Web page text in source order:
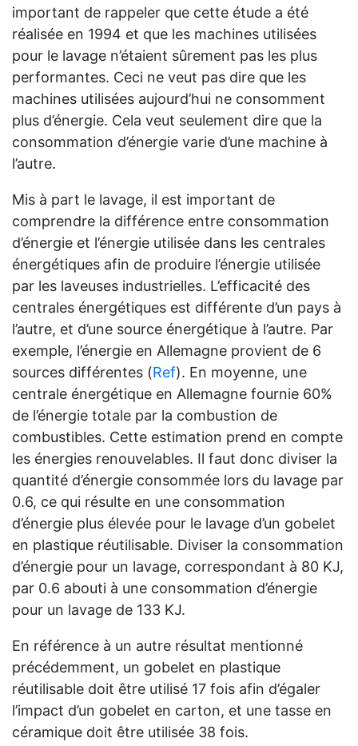
important de rappeler que cette étude a été
réalisée en 1994 et que les machines utilisées
pour le lavage n’étaient sûrement pas les plus
performantes. Ceci ne veut pas dire que les
machines utilisées aujourd’hui ne consomment
plus d’énergie. Cela veut seulement dire que la
consommation d’énergie varie d’une machine à
l’autre.
Mis à part le lavage, il est important de
comprendre la différence entre consommation
d’énergie et l’énergie utilisée dans les centrales
énergétiques afin de produire l’énergie utilisée
par les laveuses industrielles. L’efficacité des
centrales énergétiques est différente d’un pays à
l’autre, et d’une source énergétique à l’autre. Par
exemple, l’énergie en Allemagne provient de 6
sources différentes (Ref). En moyenne, une
centrale énergétique en Allemagne fournie 60%
de l’énergie totale par la combustion de
combustibles. Cette estimation prend en compte
les énergies renouvelables. Il faut donc diviser la
quantité d’énergie consommée lors du lavage par
0.6, ce qui résulte en une consommation
d’énergie plus élevée pour le lavage d’un gobelet
en plastique réutilisable. Diviser la consommation
d’énergie pour un lavage, correspondant à 80 KJ,
par 0.6 abouti à une consommation d’énergie
pour un lavage de 133 KJ.
En référence à un autre résultat mentionné
précédemment, un gobelet en plastique
réutilisable doit être utilisé 17 fois afin d’égaler
l’impact d’un gobelet en carton, et une tasse en
céramique doit être utilisée 38 fois.